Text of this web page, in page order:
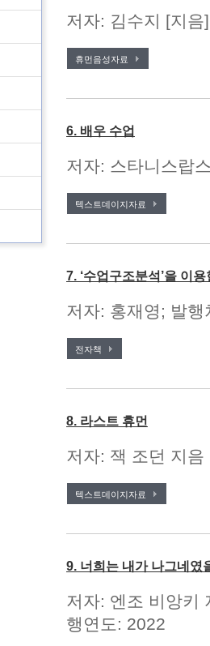
저자: 김수지 [지
휴먼음성자료
6. 배우 수업
저자: 스타니스랍
텍스트데이지자료
7. ‘수업구조분석’을 이
저자: 홍재영; 발
전자책
8. 라스트 휴먼
저자: 잭 조던 지
텍스트데이지자료
9. 너희는 내가 나그네였
저자: 엔조 비앙키
행연도: 2022